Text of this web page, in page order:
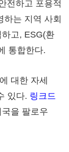
전하고 포용적
하는 지역 사회
고, ESG(환
통합한다.
대한 자세
있다. 링크드
을 팔로우